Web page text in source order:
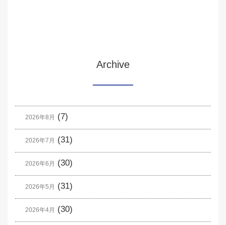
Archive
2026年8月 (7)
2026年7月 (31)
2026年6月 (30)
2026年5月 (31)
2026年4月 (30)